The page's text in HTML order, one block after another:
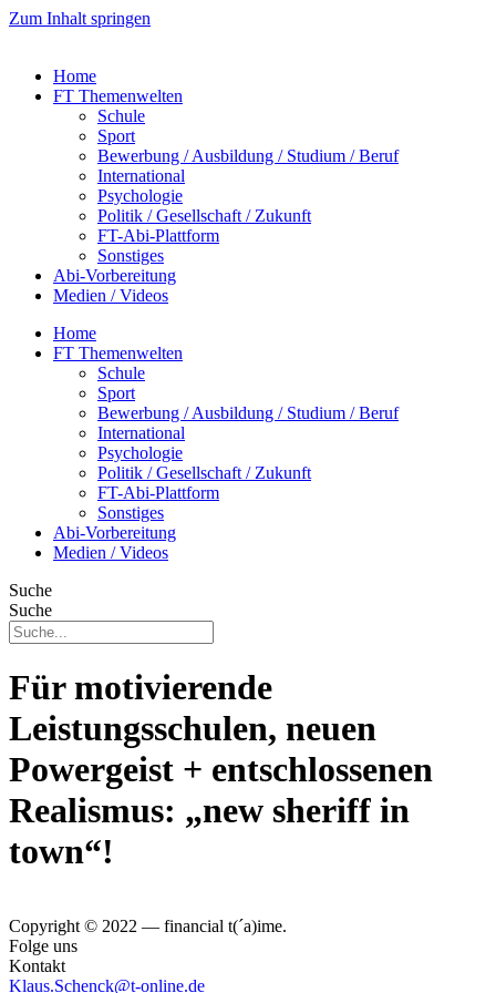
Zum Inhalt springen
Home
FT Themenwelten
Schule
Sport
Bewerbung / Ausbildung / Studium / Beruf
International
Psychologie
Politik / Gesellschaft / Zukunft
FT-Abi-Plattform
Sonstiges
Abi-Vorbereitung
Medien / Videos
Home
FT Themenwelten
Schule
Sport
Bewerbung / Ausbildung / Studium / Beruf
International
Psychologie
Politik / Gesellschaft / Zukunft
FT-Abi-Plattform
Sonstiges
Abi-Vorbereitung
Medien / Videos
Suche
Suche
Für motivierende
Leistungsschulen, neuen
Powergeist + entschlossenen
Realismus: „new sheriff in
town“!
Copyright © 2022 — financial t(´a)ime.
Folge uns
Kontakt
Klaus.Schenck@t-online.de